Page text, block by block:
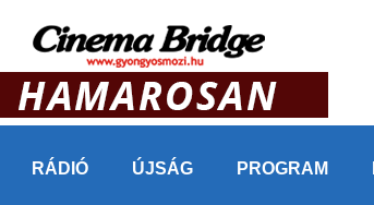
RÁDIÓ ÚJSÁG PROGRAM